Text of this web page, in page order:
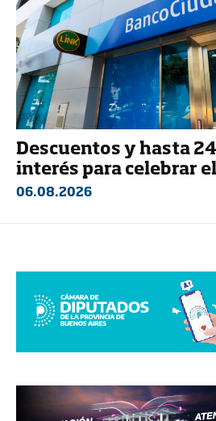
Descuentos y hasta
interés para celebrar
06.08.2026